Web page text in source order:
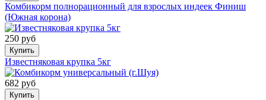
Комбикорм полнорационный для взрослых индеек Финиш
(Южная корона)
250 руб
Купить
Известняковая крупка 5кг
682 руб
Купить